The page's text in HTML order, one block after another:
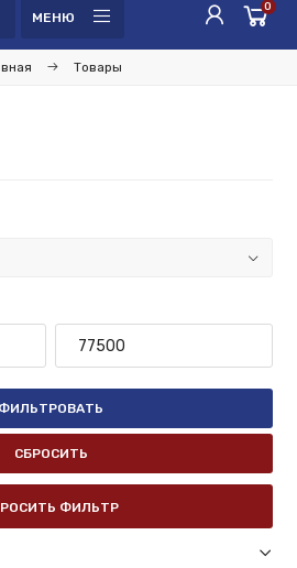
МЕНЮ
0
Товары
ФИЛЬТРОВАТЬ
СБРОСИТЬ
ФИЛЬТР